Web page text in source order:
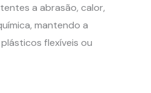
a abrasão, calor,
mantendo a
flexíveis ou